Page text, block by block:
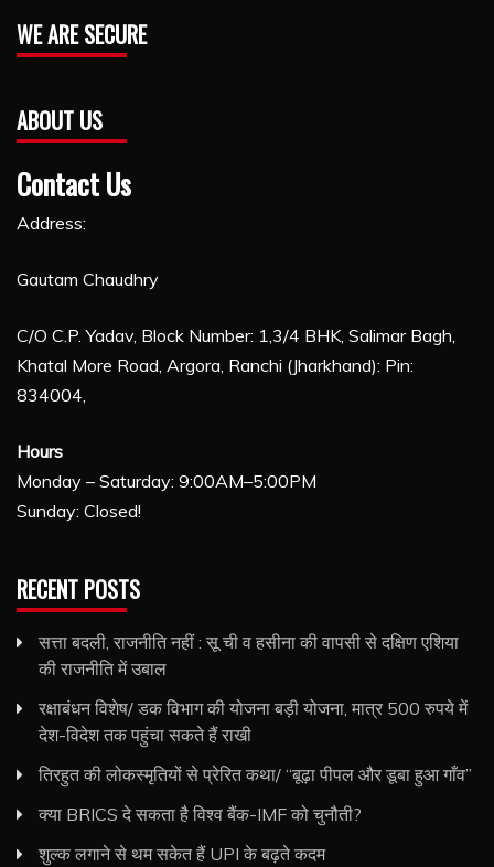
WE ARE SECURE
ABOUT US
Contact Us
Address:
Gautam Chaudhry
C/O C.P. Yadav, Block Number: 1,3/4 BHK, Salimar Bagh,
Khatal More Road, Argora, Ranchi (Jharkhand): Pin:
834004,
Hours
Monday – Saturday: 9:00AM–5:00PM
Sunday: Closed!
RECENT POSTS
सत्ता बदली, राजनीति नहीं : सू ची व हसीना की वापसी से दक्षिण एशिया
की राजनीति में उबाल
रक्षाबंधन विशेष/ डक विभाग की योजना बड़ी योजना, मात्र 500 रुपये में
देश-विदेश तक पहुंचा सकते हैं राखी
तिरहुत की लोकस्मृतियों से प्रेरित कथा/ ‘‘बूढ़ा पीपल और डूबा हुआ गाँव’’
क्या BRICS दे सकता है विश्व बैंक-IMF को चुनौती?
शुल्क लगाने से थम सकेत हैं UPI के बढ़ते कदम